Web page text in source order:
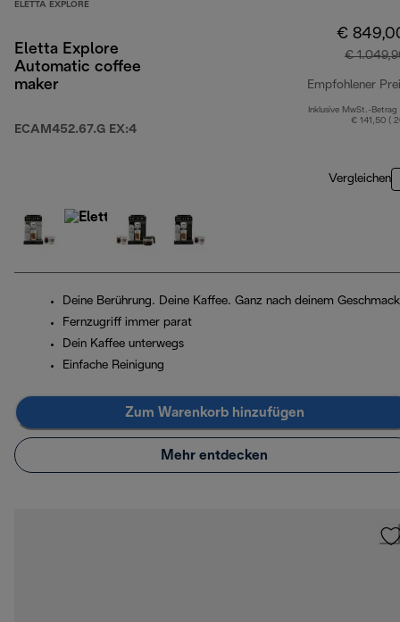
ELETTA EXPLORE
Eletta Explore
Automatic coffee
maker
ECAM452.67.G EX:4
€
€
Empfohlener
Inklusive MwSt.-Betrag
€ 141,50 (
Vergleichen
Deine Berührung. Deine Kaffee. Ganz nach deinem
Fernzugriff immer parat
Dein Kaffee unterwegs
Einfache Reinigung
Zum Warenkorb hinzufügen
Mehr entdecken